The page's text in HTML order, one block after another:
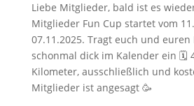
Liebe Mitglieder, bald ist es
Mitglieder Fun Cup startet vom
07.11.2025. Tragt euch und
schonmal dick im Kalender ein 🗓️
Kilometer, ausschließlich und
Mitglieder ist angesagt 🥳